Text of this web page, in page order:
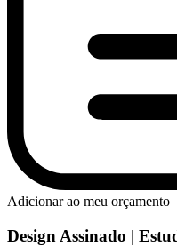
Adicionar ao meu orçamento
Design Assinado |